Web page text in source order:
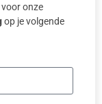
onze
op je volgende